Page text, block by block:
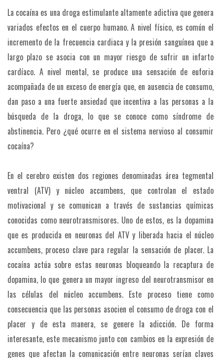
La cocaína es una droga estimulante altamente adictiva que genera
variados efectos en el cuerpo humano. A nivel físico, es común el
incremento de la frecuencia cardiaca y la presión sanguínea que a
largo plazo se asocia con un mayor riesgo de sufrir un infarto
cardíaco. A nivel mental, se produce una sensación de euforia
acompañada de un exceso de energía que, en ausencia de consumo,
dan paso a una fuerte ansiedad que incentiva a las personas a la
búsqueda de la droga, lo que se conoce como síndrome de
abstinencia. Pero ¿qué ocurre en el sistema nervioso al consumir
cocaína?
En el cerebro existen dos regiones denominadas área tegmental
ventral (ATV) y núcleo accumbens, que controlan el estado
motivacional y se comunican a través de sustancias químicas
conocidas como neurotransmisores. Uno de estos, es la dopamina
que es producida en neuronas del ATV y liberada hacia el núcleo
accumbens, proceso clave para regular la sensación de placer. La
cocaína actúa sobre estas neuronas bloqueando la recaptura de
dopamina, lo que genera un mayor ingreso del neurotransmisor en
las células del núcleo accumbens. Este proceso tiene como
consecuencia que las personas asocien el consumo de droga con el
placer y de esta manera, se genere la adicción. De forma
interesante, este mecanismo junto con cambios en la expresión de
genes que afectan la comunicación entre neuronas serían claves